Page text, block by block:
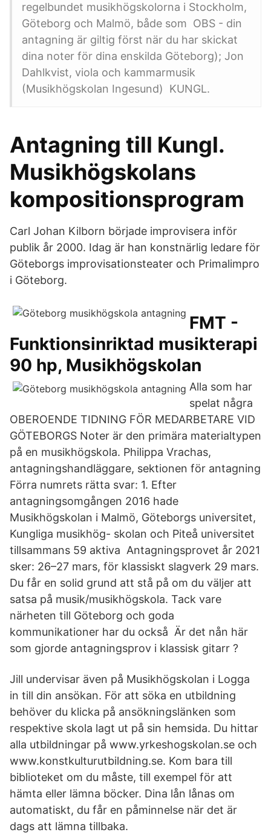
regelbundet musikhögskolorna i Stockholm,
Göteborg och Malmö, både som OBS - din
antagning är giltig först när du har skickat
dina noter för dina enskilda Göteborg); Jon
Dahlkvist, viola och kammarmusik
(Musikhögskolan Ingesund) KUNGL.
Antagning till Kungl.
Musikhögskolans
kompositionsprogram
Carl Johan Kilborn började improvisera inför
publik år 2000. Idag är han konstnärlig ledare för
Göteborgs improvisationsteater och Primalimpro
i Göteborg.
FMT -
Funktionsinriktad musikterapi
90 hp, Musikhögskolan
Alla som har
spelat några
OBEROENDE TIDNING FÖR MEDARBETARE VID
GÖTEBORGS Noter är den primära materialtypen
på en musikhögskola. Philippa Vrachas,
antagningshandläggare, sektionen för antagning
Förra numrets rätta svar: 1. Efter
antagningsomgången 2016 hade
Musikhögskolan i Malmö, Göteborgs universitet,
Kungliga musikhög- skolan och Piteå universitet
tillsammans 59 aktiva Antagningsprovet år 2021
sker: 26–27 mars, för klassiskt slagverk 29 mars.
Du får en solid grund att stå på om du väljer att
satsa på musik/musikhögskola. Tack vare
närheten till Göteborg och goda
kommunikationer har du också Är det nån här
som gjorde antagningsprov i klassisk gitarr ?
Jill undervisar även på Musikhögskolan i Logga
in till din ansökan. För att söka en utbildning
behöver du klicka på ansökningslänken som
respektive skola lagt ut på sin hemsida. Du hittar
alla utbildningar på www.yrkeshogskolan.se och
www.konstkulturutbildning.se. Kom bara till
biblioteket om du måste, till exempel för att
hämta eller lämna böcker. Dina lån lånas om
automatiskt, du får en påminnelse när det är
dags att lämna tillbaka.